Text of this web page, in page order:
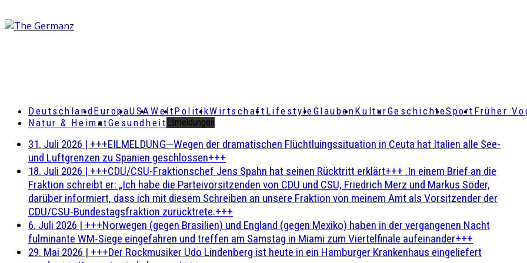
DeutschlandEuropaUSAWeltPolitikWirtschaft LifestyleGlaubenKulturGeschichteSport Früher
Natur & HeimatGesundheit Eilmeldungen
31. Juli 2026 | +++EILMELDUNG—Wegen der dramatischen Flüchtluingssituation in Ceuta hat Italien alle See-
und Luftgrenzen zu Spanien geschlossen+++
18. Juli 2026 | +++CDU/CSU-Fraktionschef Jens Spahn hat seinen Rücktritt erklärt+++ .In einem Brief an die
Fraktion schreibt er: „Ich habe die Parteivorsitzenden von CDU und CSU, Friedrich Merz und Markus Söder,
darüber informiert, dass ich mit diesem Schreiben an unsere Fraktion von meinem Amt als Vorsitzender der
CDU/CSU-Bundestagsfraktion zurücktrete.+++
6. Juli 2026 | +++Norwegen (gegen Brasilien) und England (gegen Mexiko) haben in der vergangenen Nacht
fulminante WM-Siege eingefahren und treffen am Samstag in Miami zum Viertelfinale aufeinander+++
29. Mai 2026 | +++Der Rockmusiker Udo Lindenberg ist heute in ein Hamburger Krankenhaus eingeliefert